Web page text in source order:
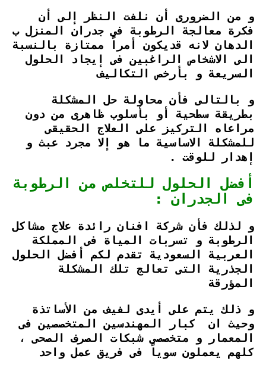
و من الضرورى أن نلفت النظر إلى أن
فكرة معالجة الرطوبة فى جدران المنزل ب
الدهان لانه قديكون أمراً ممتازة بالنسبة
الى الاشخاص الراغبين فى إيجاد الحلول
السريعة و بأرخص التكاليف
و بالتالى فأن محاولة حل المشكلة
بطريقة سطحية أو بأسلوب ظاهرى من دون
مراعاه التركيز على العلاج الحقيقى
للمشكلة الاساسية ما هو إلا مجرد عبث و
إهدار للوقت .
أفضل الحلول للتخلص من الرطوبة
فى الجدران :
و لذلك فأن شركة افنان رائدة علاج مشاكل
الرطوبة و تسربات المياة فى المملكة
العربية السعودية تقدم لكم أفضل الحلول
الجذرية التى تعالج تلك المشكلة
المؤرقة
و ذلك يتم على أيدى لفيف من الأساتذة
وحيث ان كبار المهندسين المتخصصين فى
المعمار و متخصصى شبكات الصرف الصحى ،
كلهم يعملون سوياً فى فريق عمل واحد